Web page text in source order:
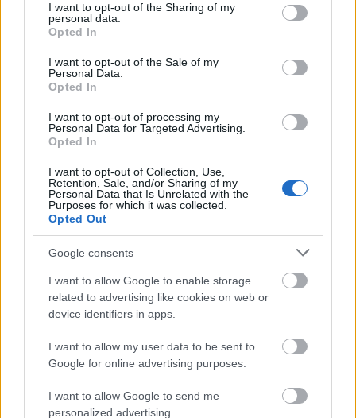
not limited to your visit or usage behaviour. You may click to
grant or deny consent to Google and its third-party tags to
use your data for below specified purposes in below Google
consent section.
I want to opt-out of the Sharing of my
personal data.
Opted In
I want to opt-out of the Sale of my
Personal Data.
Opted In
I want to opt-out of processing my
Personal Data for Targeted Advertising.
Opted In
I want to opt-out of Collection, Use,
Retention, Sale, and/or Sharing of my
Personal Data that Is Unrelated with the
Purposes for which it was collected.
Opted Out
Google consents
I want to allow Google to enable storage
related to advertising like cookies on web or
device identifiers in apps.
I want to allow my user data to be sent to
Google for online advertising purposes.
I want to allow Google to send me
personalized advertising.
Βασ. Όλγας, δεν θα επιτρέπεται από ώρα 06.00΄
της 24/3 έως την ολοκλήρωση της στρατιωτικής
παρέλασης της 25/3.
Λ. Συγγρού, στο τμήμα της μεταξύ των οδών Αθ.
Διάκου και Διον. Αρεοπαγίτου, στο ρεύμα
κυκλοφορίας προς πλ. Συντάγματος.
ανώνυμη οδό που οδηγεί από τον Περιφερειακό
Λυκαβηττού στον λόφο Λυκαβηττού.
Παρασκευή 25.03.2022:
Από τις 06.00 μέχρι και το πέρας των
εκδηλώσεων της στρατιωτικής παρέλασης, στις
κατωτέρω λεωφόρους και οδούς και στις
κάθετες αυτών έως την πρώτη παράλληλη οδό:
Λ. Βασ. Σοφίας, στο τμήμα της μεταξύ των